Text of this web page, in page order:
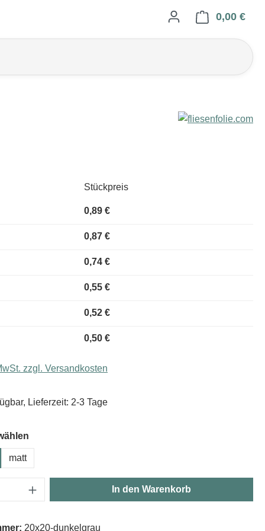
0,00 €
Stückpreis
0,89 €
0,87 €
0,74 €
0,55 €
0,52 €
0,50 €
zzgl. Versandkosten
Lieferzeit: 2-3 Tage
matt
Gib den gewünschten Wert ein
In den Warenkorb
20x20-dunkelgrau